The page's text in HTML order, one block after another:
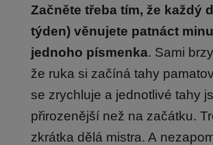
Začněte třeba tím, že každý
týden) věnujete patnáct
jednoho písmenka. Sami
že ruka si začíná tahy
se zrychluje a jednotlivé tahy
přirozenější než na začátku.
zkrátka dělá mistra. A